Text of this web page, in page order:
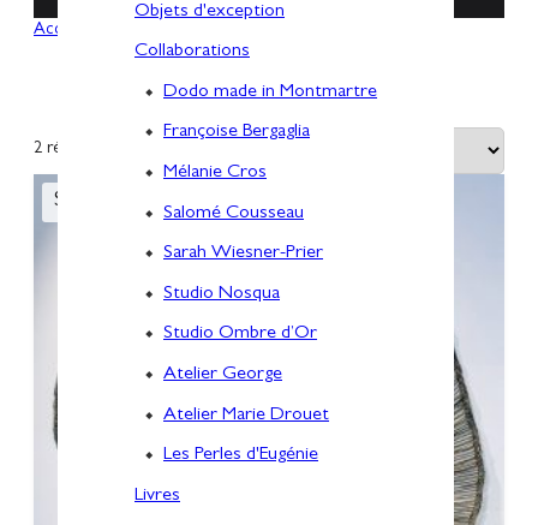
Objets d'exception
Collaborations
Dodo made in Montmartre
Françoise Bergaglia
Mélanie Cros
Salomé Cousseau
Sarah Wiesner-Prier
Studio Nosqua
Studio Ombre d’Or
Atelier George
Atelier Marie Drouet
Les Perles d'Eugénie
Livres
Accueil
Atelier Marie Drouet
2 résultats affichés